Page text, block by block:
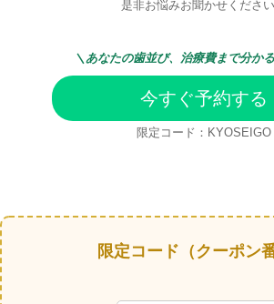
是非お悩みお聞かせください
＼ あなたの歯並び、治療費まで分か
今すぐ予約する
限定コード：KYOSEIGO
限定コード（クーポン番